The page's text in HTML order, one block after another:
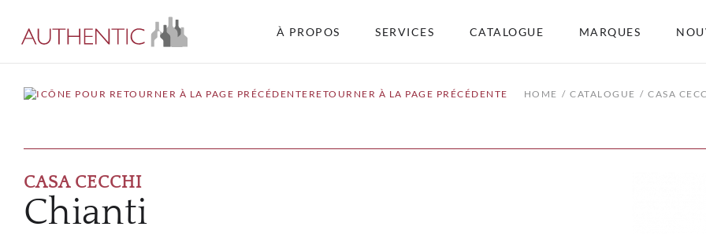
À PROPOS SERVICES CATALOGUE MARQUES
RETOURNER À LA PAGE PRÉCÉDENTE HOME CATALOGUE CASA
CASA CECCHI
Chianti